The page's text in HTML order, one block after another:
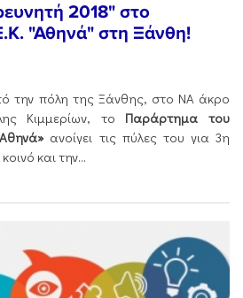
2018" στο
"Αθηνά" στη Ξάνθη!
την πόλη της Ξάνθης, στο ΝΑ άκρο
Κιμμερίων, το Παράρτημα του
ανοίγει τις πύλες του για 3η
και την...